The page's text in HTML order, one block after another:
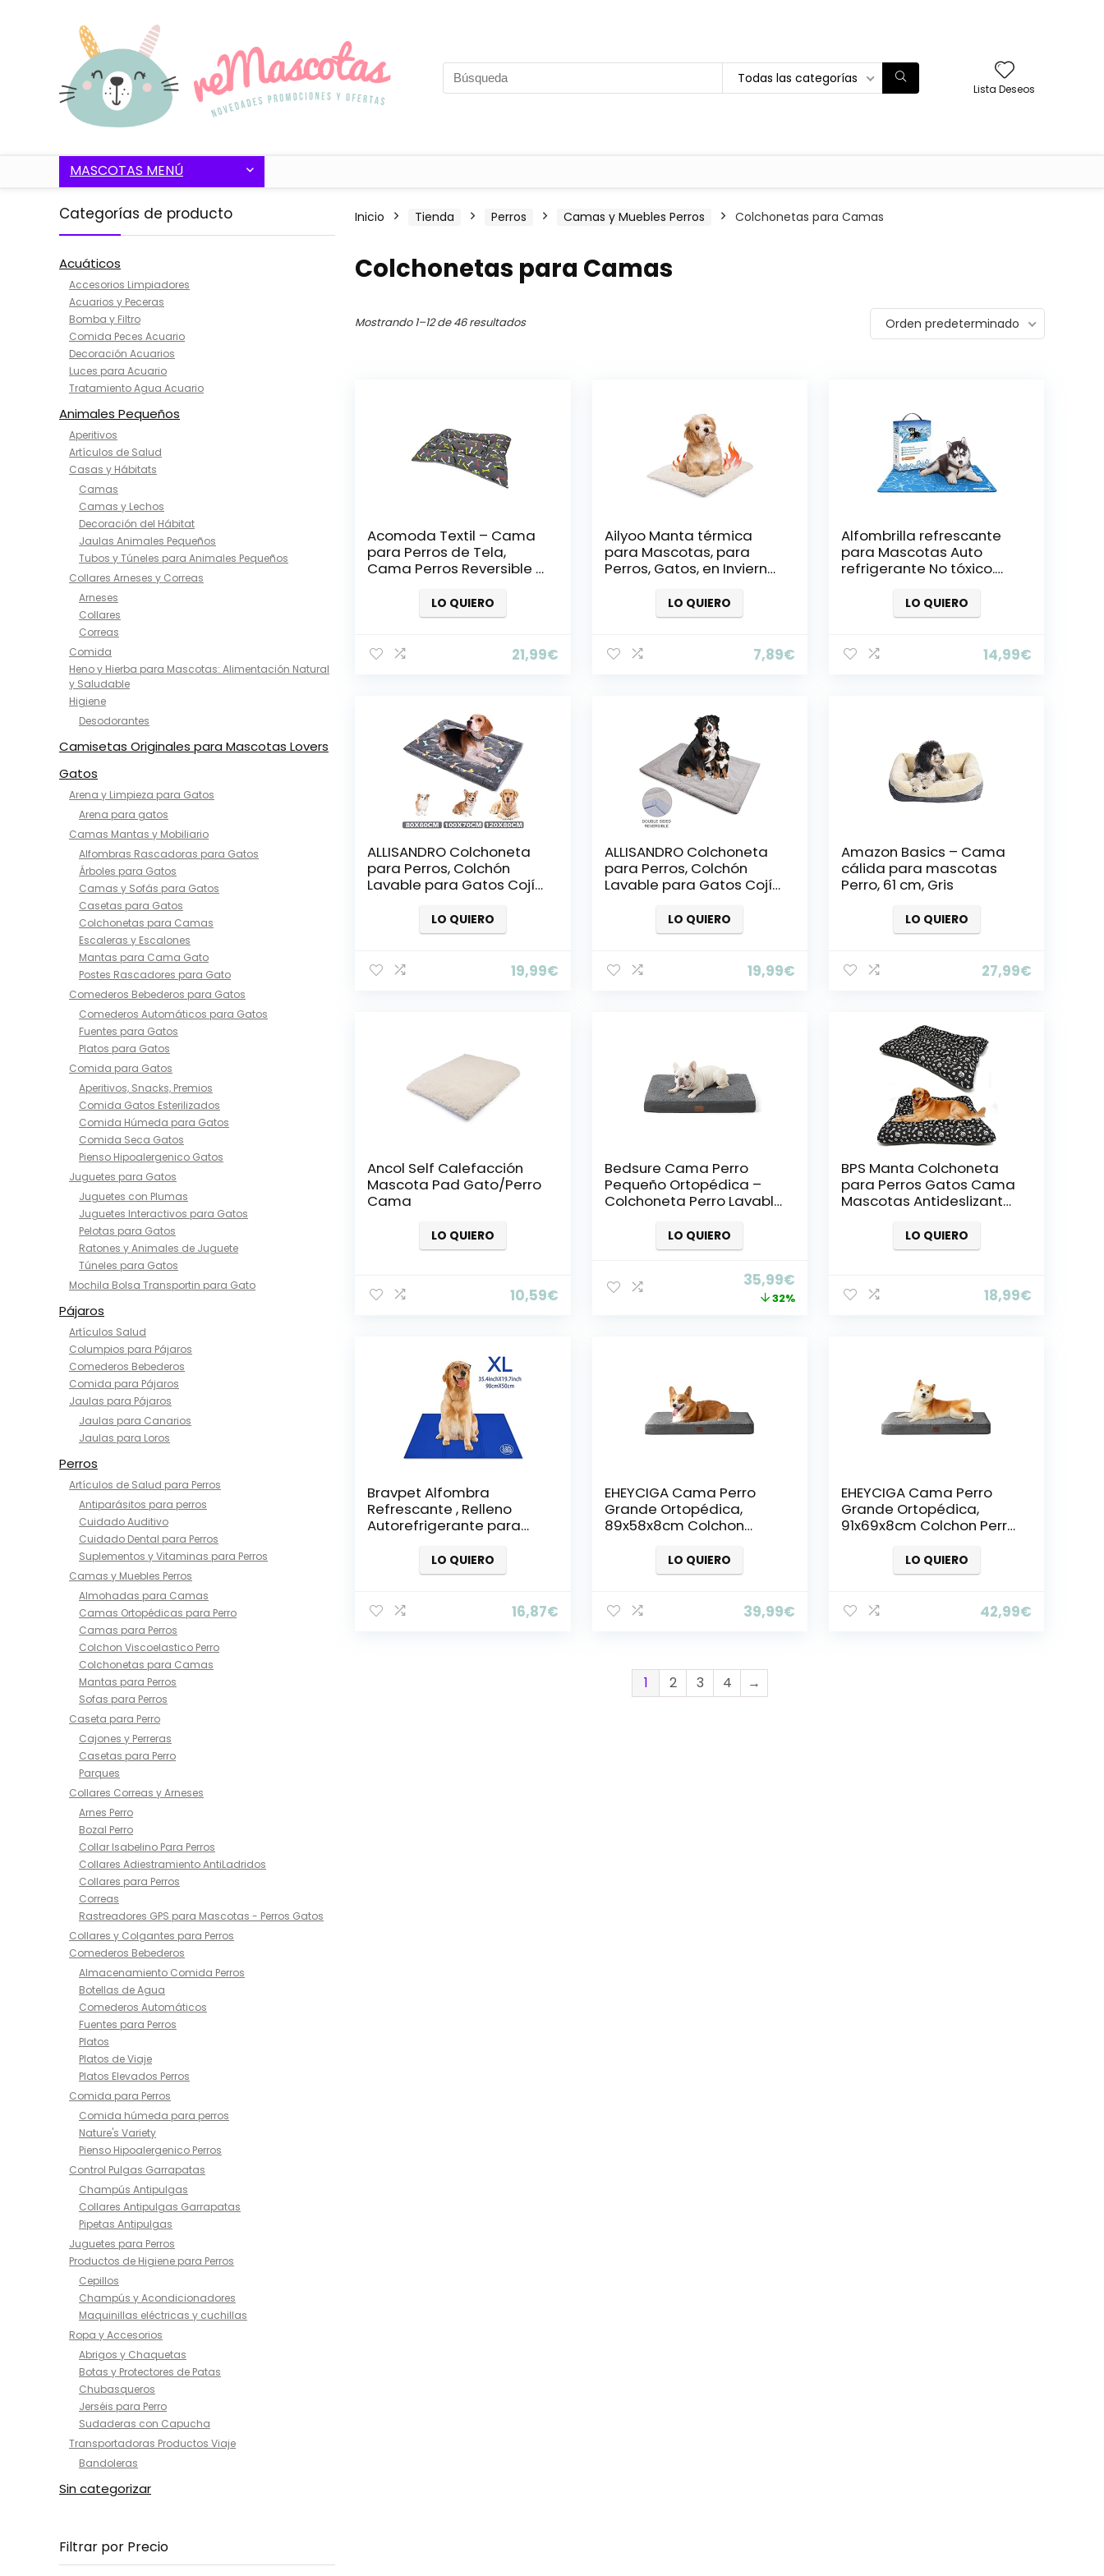
Todas las categorías
Lista Deseos
MASCOTAS MENÚ
Categorías de producto
Acuáticos
Accesorios Limpiadores
Acuarios y Peceras
Bomba y Filtro
Comida Peces Acuario
Decoración Acuarios
Luces para Acuario
Tratamiento Agua Acuario
Animales Pequeños
Aperitivos
Artículos de Salud
Casas y Hábitats
Camas
Camas y Lechos
Decoración del Hábitat
Jaulas Animales Pequeños
Tubos y Túneles para Animales Pequeños
Collares Arneses y Correas
Arneses
Collares
Correas
Comida
Heno y Hierba para Mascotas: Alimentación Natural
y Saludable
Higiene
Desodorantes
Camisetas Originales para Mascotas Lovers
Gatos
Arena y Limpieza para Gatos
Arena para gatos
Camas Mantas y Mobiliario
Alfombras Rascadoras para Gatos
Árboles para Gatos
Camas y Sofás para Gatos
Casetas para Gatos
Colchonetas para Camas​
Escaleras y Escalones​
Mantas para Cama Gato​
Postes Rascadores para Gato
Comederos Bebederos para Gatos
Comederos Automáticos para Gatos
Fuentes para Gatos
Platos para Gatos
Comida para Gatos
Aperitivos, Snacks, Premios
Comida Gatos Esterilizados
Comida Húmeda para Gatos
Comida Seca Gatos
Pienso Hipoalergenico Gatos
Juguetes para Gatos
Juguetes con Plumas
Juguetes Interactivos para Gatos
Pelotas para Gatos
Ratones y Animales de Juguete
Túneles para Gatos
Mochila Bolsa Transportin para Gato
Pájaros
Artículos Salud
Columpios para Pájaros
Comederos Bebederos
Comida para Pájaros
Jaulas para Pájaros
Jaulas para Canarios
Jaulas para Loros
Perros
Artículos de Salud para Perros
Antiparásitos para perros
Cuidado Auditivo
Cuidado Dental para Perros
Suplementos y Vitaminas para Perros
Camas y Muebles Perros
Almohadas para Camas
Camas Ortopédicas para Perro
Camas para Perros
Colchon Viscoelastico Perro
Colchonetas para Camas
Mantas para Perros
Sofas para Perros
Caseta para Perro
Cajones y Perreras
Casetas para Perro
Parques
Collares Correas y Arneses
Arnes Perro
Bozal Perro
Collar Isabelino Para Perros
Collares Adiestramiento AntiLadridos
Collares para Perros
Correas
Rastreadores GPS para Mascotas - Perros Gatos
Collares y Colgantes para Perros
Comederos Bebederos
Almacenamiento Comida Perros
Botellas de Agua
Comederos Automáticos
Fuentes para Perros
Platos
Platos de Viaje
Platos Elevados Perros
Comida para Perros
Comida húmeda para perros
Nature's Variety
Pienso Hipoalergenico Perros
Control Pulgas Garrapatas
Champús Antipulgas
Collares Antipulgas Garrapatas
Pipetas Antipulgas
Juguetes para Perros
Productos de Higiene para Perros
Cepillos
Champús y Acondicionadores
Maquinillas eléctricas y cuchillas
Ropa y Accesorios
Abrigos y Chaquetas
Botas y Protectores de Patas
Chubasqueros
Jerséis para Perro
Sudaderas con Capucha
Transportadoras Productos Viaje
Bandoleras
Sin categorizar
Filtrar por Precio
Inicio Tienda Perros Camas y Muebles Perros Colchonetas para Camas
Colchonetas para Camas
Mostrando 1–12 de 46 resultados Orden predeterminado
Acomoda Textil – Cama
para Perros de Tela,
Cama Perros Reversible y
Mascotas para
Transportín y Hogar.
LO QUIERO
21,99€
Ailyoo Manta térmica
para Mascotas, para
Perros, Gatos, en Invierno
y Animales pequeños
LO QUIERO
7,89€
Alfombrilla refrescante
para Mascotas Auto
refrigerante No tóxico.
en VeranoLO QUIERO
14,99€
ALLISANDRO Colchoneta
para Perros, Colchón
Lavable para Gatos Cojín
Antideslizante para
Mascotas Gris M
LO QUIERO
19,99€
ALLISANDRO Colchoneta
para Perros, Colchón
Lavable para Gatos Cojín
Antideslizante para
Mascotas Gris M
LO QUIERO
19,99€
Amazon Basics – Cama
cálida para mascotas
Perro, 61 cm, Gris
LO QUIERO
27,99€
Ancol Self Calefacción
Mascota Pad Gato/Perro
Cama
LO QUIERO
10,59€
Bedsure Cama Perro
Pequeño Ortopédica –
Colchoneta Perro Lavable
Espuma De Caja De
Huevos, 76x51x7.6 cm, Gris
LO QUIERO
35,99€
32%
BPS Manta Colchoneta
para Perros Gatos Cama
Mascotas Antideslizante
Colchón Sofá Almohada
Suave (S: 60×45 cm,
LO QUIERO
18,99€
Bravpet Alfombra
Refrescante , Relleno
Autorefrigerante para
para Perros y Gatos
LO QUIERO
16,87€
EHEYCIGA Cama Perro
Grande Ortopédica,
89x58x8cm Colchon
Caja De Huevos,
Colchoneta Perro
LO QUIERO
39,99€
EHEYCIGA Cama Perro
Grande Ortopédica,
91x69x8cm Colchon Perro
Huevos, Colchoneta Perro
Lavable, Dog Bed, Gris
LO QUIERO
42,99€
1 2 3 4 →